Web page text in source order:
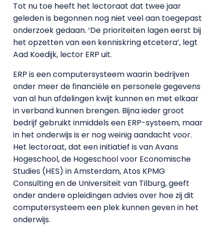
Tot nu toe heeft het lectoraat dat twee jaar
geleden is begonnen nog niet veel aan toegepast
onderzoek gedaan. ‘De prioriteiten lagen eerst bij
het opzetten van een kenniskring etcetera’, legt
Aad Koedijk, lector ERP uit.
ERP is een computersysteem waarin bedrijven
onder meer de financiële en personele gegevens
van al hun afdelingen kwijt kunnen en met elkaar
in verband kunnen brengen. Bijna ieder groot
bedrijf gebruikt inmiddels een ERP-systeem, maar
in het onderwijs is er nog weinig aandacht voor.
Het lectoraat, dat een initiatief is van Avans
Hogeschool, de Hogeschool voor Economische
Studies (HES) in Amsterdam, Atos KPMG
Consulting en de Universiteit van Tilburg, geeft
onder andere opleidingen advies over hoe zij dit
computersysteem een plek kunnen geven in het
onderwijs.